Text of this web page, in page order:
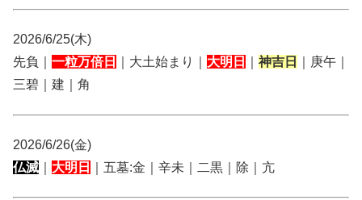
2026/6/25(木)
先負｜ 一粒万倍日 ｜大土始まり｜ 大明日 神吉日
｜庚午｜
三碧｜建｜角
2026/6/26(金)
仏滅
大明日 ｜五墓:金｜辛未｜二黒｜除｜亢